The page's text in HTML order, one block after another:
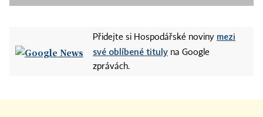
Přidejte si Hospodářské noviny mezi
své oblíbené tituly na Google
zprávách.